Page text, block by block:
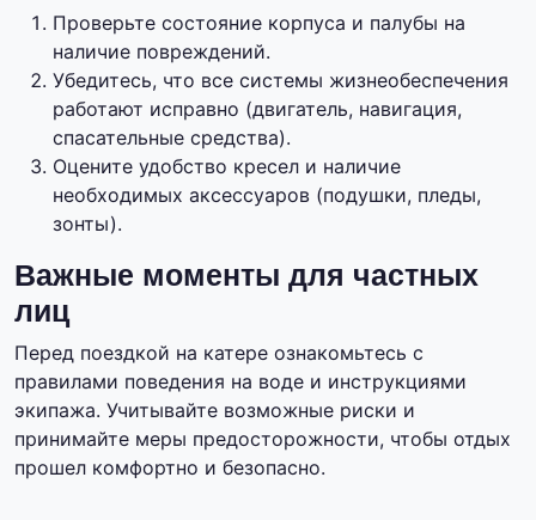
Проверьте состояние корпуса и палубы на
наличие повреждений.
Убедитесь, что все системы жизнеобеспечения
работают исправно (двигатель, навигация,
спасательные средства).
Оцените удобство кресел и наличие
необходимых аксессуаров (подушки, пледы,
зонты).
Важные моменты для частных
лиц
Перед поездкой на катере ознакомьтесь с
правилами поведения на воде и инструкциями
экипажа. Учитывайте возможные риски и
принимайте меры предосторожности, чтобы отдых
прошел комфортно и безопасно.